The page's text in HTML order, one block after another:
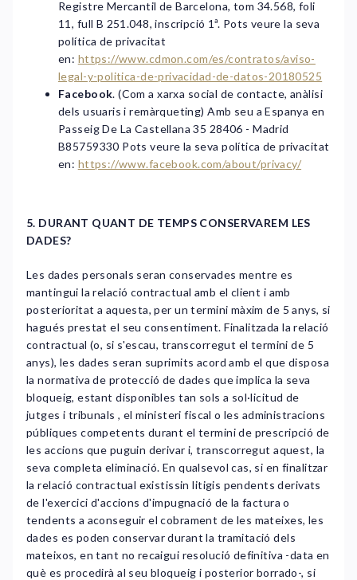
Registre Mercantil de Barcelona, ​​tom 34.568, foli
11, full B 251.048, inscripció 1ª. Pots veure la seva
política de privacitat
en: https://www.cdmon.com/es/contratos/aviso-
legal-y-politica-de-privacidad-de-datos-20180525
Facebook. (Com a xarxa social de contacte, anàlisi
dels usuaris i remàrqueting) Amb seu a Espanya en
Passeig De La Castellana 35 28406 - Madrid
B85759330 Pots veure la seva política de privacitat
en: https://www.facebook.com/about/privacy/
5. DURANT QUANT DE TEMPS CONSERVAREM LES
DADES?
Les dades personals seran conservades mentre es
mantingui la relació contractual amb el client i amb
posterioritat a aquesta, per un termini màxim de 5 anys, si
hagués prestat el seu consentiment. Finalitzada la relació
contractual (o, si s'escau, transcorregut el termini de 5
anys), les dades seran suprimits acord amb el que disposa
la normativa de protecció de dades que implica la seva
bloqueig, estant disponibles tan sols a sol·licitud de
jutges i tribunals , el ministeri fiscal o les administracions
públiques competents durant el termini de prescripció de
les accions que puguin derivar i, transcorregut aquest, la
seva completa eliminació. En qualsevol cas, si en finalitzar
la relació contractual existissin litigis pendents derivats
de l'exercici d'accions d'impugnació de la factura o
tendents a aconseguir el cobrament de les mateixes, les
dades es poden conservar durant la tramitació dels
mateixos, en tant no recaigui resolució definitiva -data en
què es procedirà al seu bloqueig i posterior borrado-, si